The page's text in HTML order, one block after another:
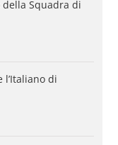
della Squadra di
l’Italiano di